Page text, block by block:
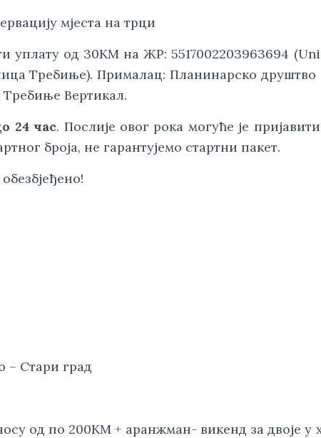
мјеста на трци
уплату од 30KМ на ЖР: 5517002203963694
Требиње). Прималац: Планинарско друштво
Требиње Вертикал.
24 час. Послије овог рока могуће је
броја, не гарантујемо стартни пакет.
– Стари град
од по 200KМ + аранжман- викенд за двоје у